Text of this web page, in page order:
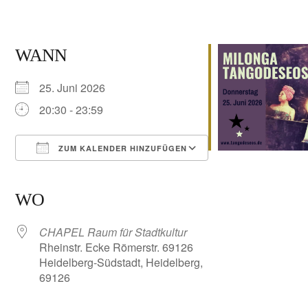
WANN
25. Juni 2026
20:30 - 23:59
ZUM KALENDER HINZUFÜGEN
WO
CHAPEL Raum für Stadtkultur
Rheinstr. Ecke Römerstr. 69126
Heidelberg-Südstadt, Heidelberg,
69126